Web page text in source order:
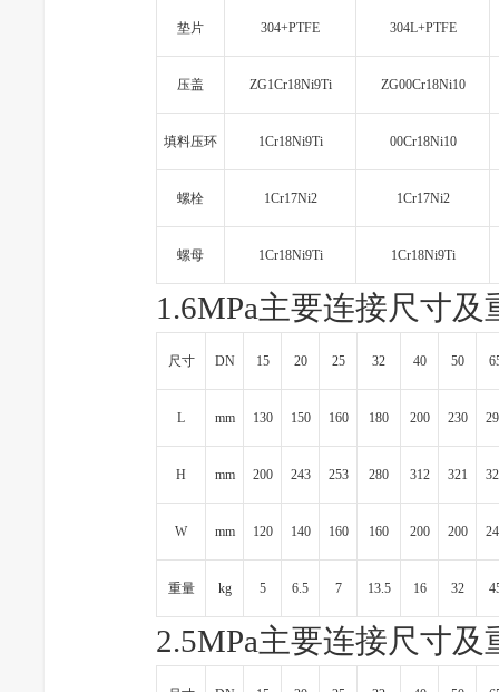
垫片 304+PTFE 304L+PTFE
压盖 ZG1Cr18Ni9Ti ZG00Cr18Ni10
填料压环 1Cr18Ni9Ti 00Cr18Ni10
螺栓 1Cr17Ni2 1Cr17Ni2
螺母 1Cr18Ni9Ti 1Cr18Ni9Ti
1.6MPa主要连接尺寸及
尺寸 DN 15 20 25 32 40 50
L mm 130 150 160 180 200 230
H mm 200 243 253 280 312 321
W mm 120 140 160 160 200 200
重量 kg 5 6.5 7 13.5 16 32
2.5MPa主要连接尺寸及